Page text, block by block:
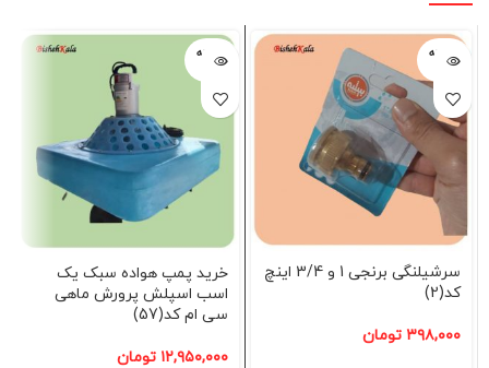
فروخته
شده
سرشیلنگی برنجی 1 و 3/4 اینچ
کد(2)
۳۹۸,۰۰۰ تومان
فروخته
شده
خرید پمپ هواده سبک یک
اسب اسپلش پرورش ماهی
سی ام کد(57)
۱۲,۹۵۰,۰۰۰ تومان